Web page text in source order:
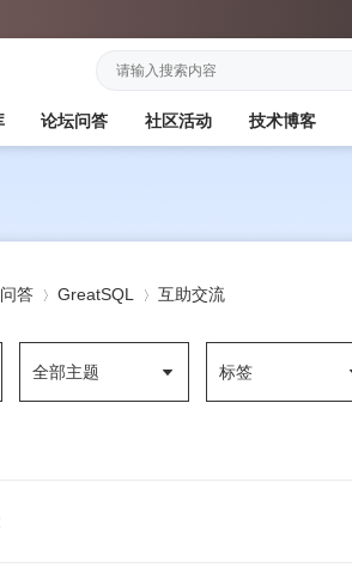
论坛问答 社区活动 技术博客
答
›
GreatSQL
›
互助交流
全部主题 标签